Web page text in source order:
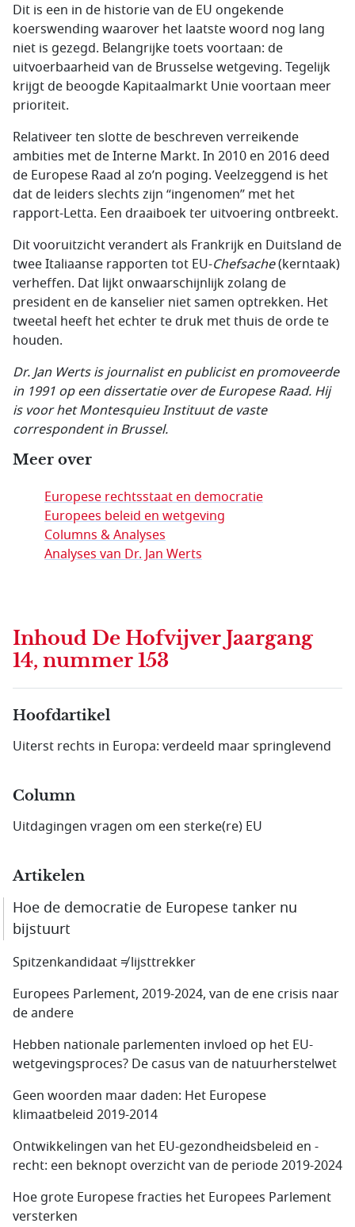
Dit is een in de historie van de EU ongekende
koerswending waarover het laatste woord nog lang
niet is gezegd. Belangrijke toets voortaan: de
uitvoerbaarheid van de Brusselse wetgeving. Tegelijk
krijgt de beoogde Kapitaalmarkt Unie voortaan meer
prioriteit.
Relativeer ten slotte de beschreven verreikende
ambities met de Interne Markt. In 2010 en 2016 deed
de Europese Raad al zo’n poging. Veelzeggend is het
dat de leiders slechts zijn “ingenomen” met het
rapport-Letta. Een draaiboek ter uitvoering ontbreekt.
Dit vooruitzicht verandert als Frankrijk en Duitsland de
twee Italiaanse rapporten tot EU-Chefsache(kerntaak)
verheffen. Dat lijkt onwaarschijnlijk zolang de
president en de kanselier niet samen optrekken. Het
tweetal heeft het echter te druk met thuis de orde te
houden.
Dr. Jan Werts is journalist en publicist en promoveerde
in 1991 op een dissertatie over de Europese Raad. Hij
is voor het Montesquieu Instituut de vaste
correspondent in Brussel.
Meer over
Europese rechtsstaat en democratie
Europees beleid en wetgeving
Columns & Analyses
Analyses van Dr. Jan Werts
Inhoud De Hofvijver Jaargang
14, nummer 153
Hoofdartikel
Uiterst rechts in Europa: verdeeld maar springlevend
Column
Uitdagingen vragen om een sterke(re) EU
Artikelen
Hoe de democratie de Europese tanker nu
bijstuurt
Spitzenkandidaat ≠ lijsttrekker
Europees Parlement, 2019-2024, van de ene crisis naar
de andere
Hebben nationale parlementen invloed op het EU-
wetgevings­proces? De casus van de natuur­herstelwet
Geen woorden maar daden: Het Europese
klimaatbeleid 2019-2014
Ontwikkelingen van het EU-gezondheidsbeleid en -
recht: een beknopt overzicht van de periode 2019-2024
Hoe grote Europese fracties het Europees Parlement
versterken